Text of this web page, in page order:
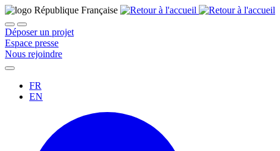
Déposer un projet
Espace presse
Nous rejoindre
FR
EN